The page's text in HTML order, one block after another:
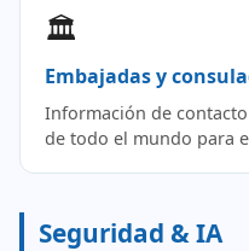
🏛️
Embajadas y
Información de
de todo el mundo para
Seguridad & IA